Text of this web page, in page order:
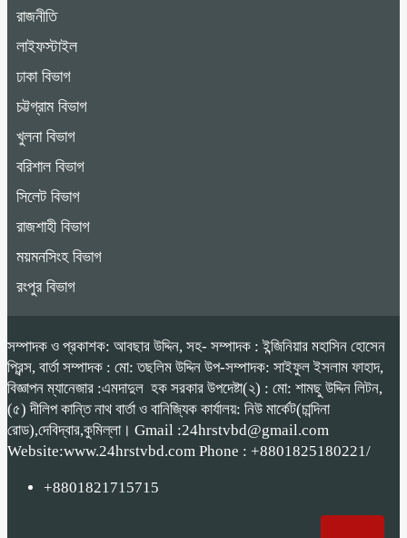
রাজনীতি
লাইফস্টাইল
ঢাকা বিভাগ
চট্টগ্রাম বিভাগ
খুলনা বিভাগ
বরিশাল বিভাগ
সিলেট বিভাগ
রাজশাহী বিভাগ
ময়মনসিংহ বিভাগ
রংপুর বিভাগ
সম্পাদক ও প্রকাশক: আবছার উদ্দিন, সহ- সম্পাদক : ইন্জিনিয়ার মহাসিন হোসেন
প্রিন্স, বার্তা সম্পাদক : মো: তছলিম উদ্দিন উপ-সম্পাদক: সাইফুল ইসলাম ফাহাদ,
বিজ্ঞাপন ম্যানেজার :এমদাদুল হক সরকার উপদেষ্টা(২) : মো: শামছু উদ্দিন লিটন,
(৫) দীলিপ কান্তি নাথ বার্তা ও বানিজ্যিক কার্যালয়: নিউ মার্কেট(চান্দিনা
রোড),দেবিদ্বার,কুমিল্লা। Gmail :24hrstvbd@gmail.com
Website:www.24hrstvbd.com Phone : +8801825180221/
+8801821715715